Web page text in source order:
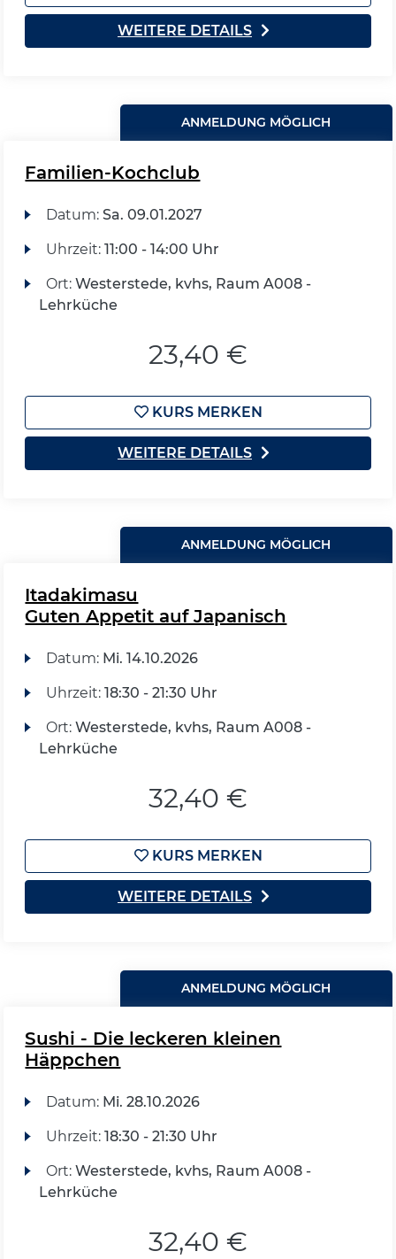
WEITERE DETAILS
ANMELDUNG MÖGLICH
Familien-Kochclub
Datum: Sa. 09.01.2027
Uhrzeit: 11:00 - 14:00 Uhr
Ort: Westerstede, kvhs, Raum A008 -
Lehrküche
23,40 €
KURS MERKEN
WEITERE DETAILS
ANMELDUNG MÖGLICH
Itadakimasu
Guten Appetit auf Japanisch
Datum: Mi. 14.10.2026
Uhrzeit: 18:30 - 21:30 Uhr
Ort: Westerstede, kvhs, Raum A008 -
Lehrküche
32,40 €
KURS MERKEN
WEITERE DETAILS
ANMELDUNG MÖGLICH
Sushi - Die leckeren kleinen
Häppchen
Datum: Mi. 28.10.2026
Uhrzeit: 18:30 - 21:30 Uhr
Ort: Westerstede, kvhs, Raum A008 -
Lehrküche
32,40 €